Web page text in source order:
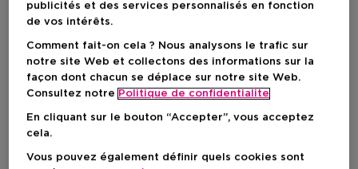
Choisissez votre format
30 ML
Prix promotionnel
86,45 € Prix promotionnel
200,20 € Prix
325,78 €
publicités et des services personnalisés en fonction
de vos intérêts.
Comment fait-on cela ? Nous analysons le trafic sur
notre site Web et collectons des informations sur la
façon dont chacun se déplace sur notre site Web.
Consultez notre Politique de confidentialite
En cliquant sur le bouton “Accepter”, vous acceptez
cela.
Vous pouvez également définir quels cookies sont